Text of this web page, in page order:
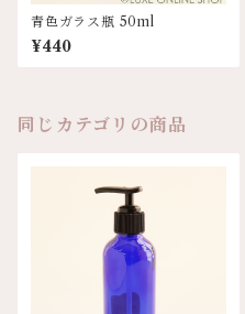
青色ガラス瓶 50ml
¥440
同じカテゴリの商品